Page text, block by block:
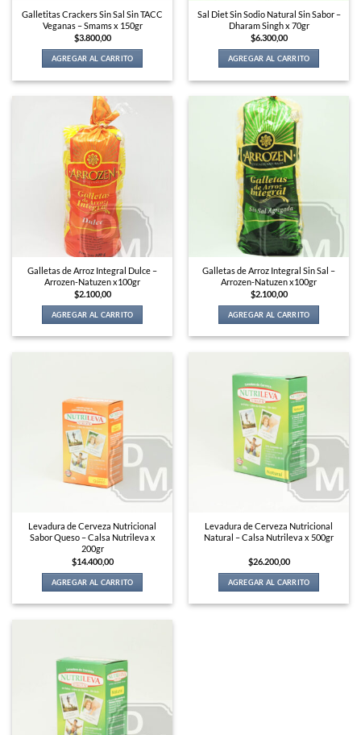
Galletitas Crackers Sin Sal Sin TACC
Veganas – Smams x 150gr
$3.800,00
AGREGAR AL CARRITO
Sal Diet Sin Sodio Natural Sin Sabor –
Dharam Singh x 70gr
$6.300,00
AGREGAR AL CARRITO
Galletas de Arroz Integral Dulce –
Arrozen-Natuzen x100gr
$2.100,00
AGREGAR AL CARRITO
Galletas de Arroz Integral Sin Sal –
Arrozen-Natuzen x100gr
$2.100,00
AGREGAR AL CARRITO
Levadura de Cerveza Nutricional
Sabor Queso – Calsa Nutrileva x
200gr
$14.400,00
AGREGAR AL CARRITO
Levadura de Cerveza Nutricional
Natural – Calsa Nutrileva x 500gr
$26.200,00
AGREGAR AL CARRITO